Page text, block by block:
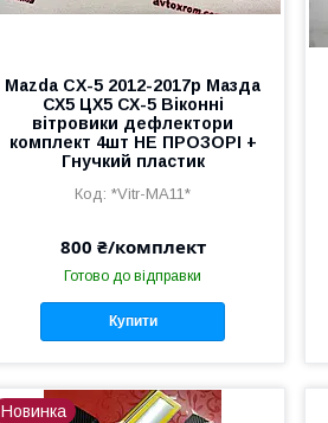
Mazda CX-5 2012-2017р Мазда
СХ5 ЦХ5 СХ-5 Віконні
вітровики дефлектори
комплект 4шт НЕ ПРОЗОРІ +
Гнучкий пластик
*Vitr-MA11*
800 ₴/комплект
Готово до відправки
Купити
Новинка